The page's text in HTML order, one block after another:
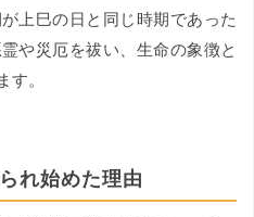
上巳の日と同じ時期であった
や災厄を祓い、生命の象徴と
す。
れ始めた理由